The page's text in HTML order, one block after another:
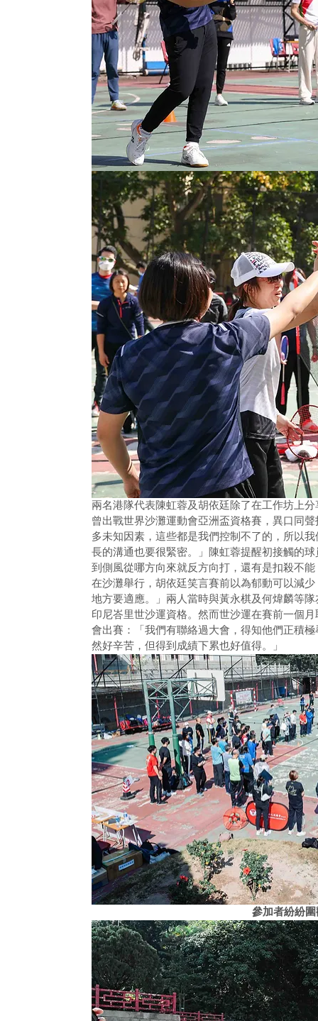
兩名港隊代表陳虹蓉及胡依廷除了在工作坊上
曾出戰世界沙灘運動會亞洲盃資格賽，異口同
多未知因素，這些都是我們控制不了的，所以
長的溝通也要很緊密。」陳虹蓉提醒初接觸的
到側風從哪方向來就反方向打，還有是扣殺不
在沙灘舉行，胡依廷笑言賽前以為郁動可以減
地方要適應。」兩人當時與黃永棋及何煒麟等
印尼峇里世沙運資格。然而世沙運在賽前一個
會出賽：「我們有聯絡過大會，得知他們正積
然好辛苦，但得到成績下累也好值得。」
參加者紛紛